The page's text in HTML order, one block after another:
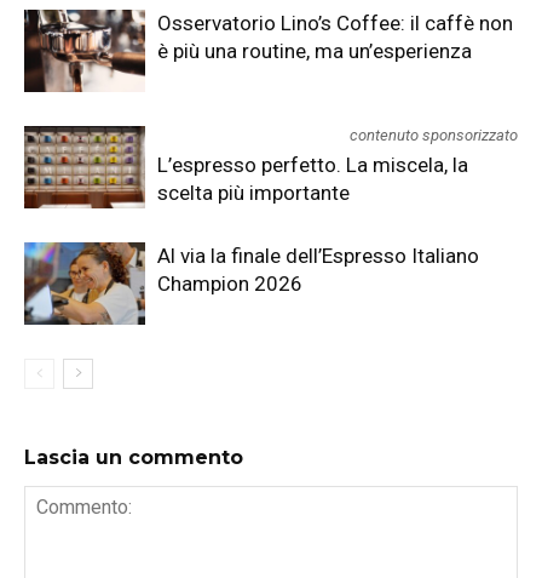
Osservatorio Lino’s Coffee: il caffè non
è più una routine, ma un’esperienza
contenuto sponsorizzato
L’espresso perfetto. La miscela, la
scelta più importante
Al via la finale dell’Espresso Italiano
Champion 2026
Lascia un commento